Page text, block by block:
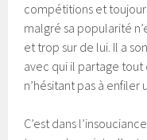
compétitions et
malgré sa popularité
et trop sur de lui. Il a
avec qui il partage
n’hésitant pas à
C’est dans